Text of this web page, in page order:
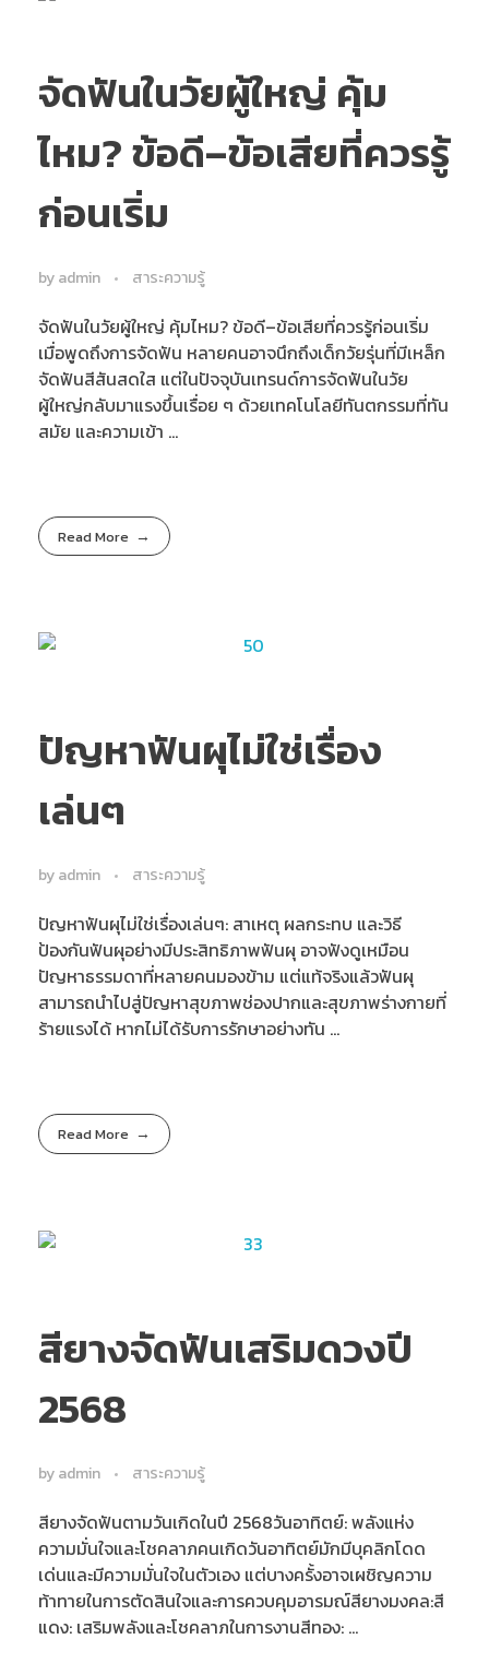
จัดฟันในวัยผู้ใหญ่ คุ้ม
ไหม? ข้อดี–ข้อเสียที่ควรรู้
ก่อนเริ่ม
byadmin สาระความรู้
จัดฟันในวัยผู้ใหญ่ คุ้มไหม? ข้อดี–ข้อเสียที่ควรรู้ก่อนเริ่ม
เมื่อพูดถึงการจัดฟัน หลายคนอาจนึกถึงเด็กวัยรุ่นที่มีเหล็ก
จัดฟันสีสันสดใส แต่ในปัจจุบันเทรนด์การจัดฟันในวัย
ผู้ใหญ่กลับมาแรงขึ้นเรื่อย ๆ ด้วยเทคโนโลยีทันตกรรมที่ทัน
สมัย และความเข้า ...
Read More
ปัญหาฟันผุไม่ใช่เรื่อง
เล่นๆ
byadmin สาระความรู้
ปัญหาฟันผุไม่ใช่เรื่องเล่นๆ: สาเหตุ ผลกระทบ และวิธี
ป้องกันฟันผุอย่างมีประสิทธิภาพฟันผุ อาจฟังดูเหมือน
ปัญหาธรรมดาที่หลายคนมองข้าม แต่แท้จริงแล้วฟันผุ
สามารถนำไปสู่ปัญหาสุขภาพช่องปากและสุขภาพร่างกายที่
ร้ายแรงได้ หากไม่ได้รับการรักษาอย่างทัน ...
Read More
สียางจัดฟันเสริมดวงปี
2568
byadmin สาระความรู้
สียางจัดฟันตามวันเกิดในปี 2568วันอาทิตย์: พลังแห่ง
ความมั่นใจและโชคลาภคนเกิดวันอาทิตย์มักมีบุคลิกโดด
เด่นและมีความมั่นใจในตัวเอง แต่บางครั้งอาจเผชิญความ
ท้าทายในการตัดสินใจและการควบคุมอารมณ์สียางมงคล:สี
แดง: เสริมพลังและโชคลาภในการงานสีทอง: ...